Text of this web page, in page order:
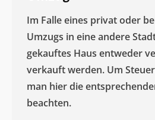
Im Falle eines privat oder
Umzugs in eine andere
gekauftes Haus entweder
verkauft werden. Um
man hier die
beachten.